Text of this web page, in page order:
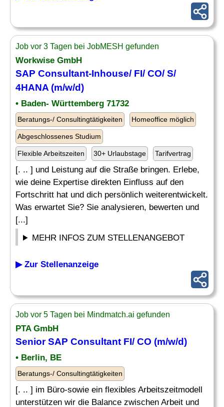
Job vor 3 Tagen bei JobMESH gefunden
Workwise GmbH
SAP Consultant-Inhouse/ FI/ CO/ S/
4HANA (m/w/d)
• Baden- Württemberg 71732
Beratungs-/ Consultingtätigkeiten Homeoffice möglich
Abgeschlossenes Studium
Flexible Arbeitszeiten 30+ Urlaubstage Tarifvertrag
[. .. ] und Leistung auf die Straße bringen. Erlebe,
wie deine Expertise direkten Einfluss auf den
Fortschritt hat und dich persönlich weiterentwickelt.
Was erwartet Sie? Sie analysieren, bewerten und
[...]
MEHR INFOS ZUM STELLENANGEBOT
▶ Zur Stellenanzeige
Job vor 5 Tagen bei Mindmatch.ai gefunden
PTA GmbH
Senior SAP Consultant FI/ CO (m/w/d)
• Berlin, BE
Beratungs-/ Consultingtätigkeiten
[. .. ] im Büro-sowie ein flexibles Arbeitszeitmodell
unterstützen wir die Balance zwischen Arbeit und